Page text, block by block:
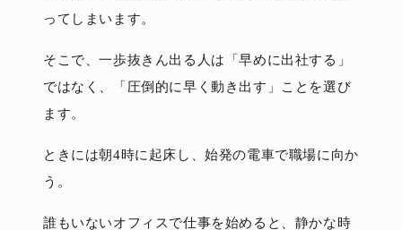
ってしまいます。
そこで、一歩抜きん出る人は「早めに出社する」
ではなく、「圧倒的に早く動き出す」ことを選び
ます。
ときには朝4時に起床し、始発の電車で職場に向か
う。
誰もいないオフィスで仕事を始めると、静かな時